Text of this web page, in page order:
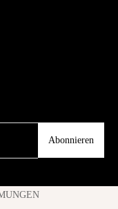
Abonnieren